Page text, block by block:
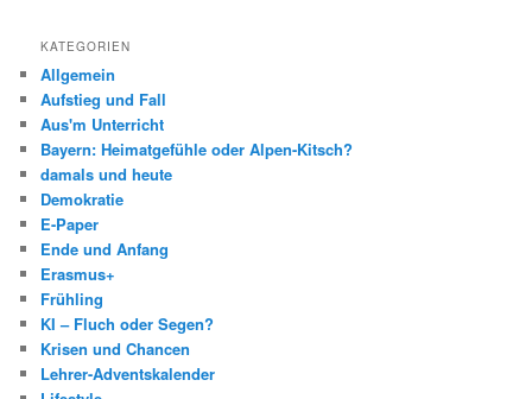
KATEGORIEN
Allgemein
Aufstieg und Fall
Aus'm Unterricht
Bayern: Heimatgefühle oder Alpen-Kitsch?
damals und heute
Demokratie
E-Paper
Ende und Anfang
Erasmus+
Frühling
KI – Fluch oder Segen?
Krisen und Chancen
Lehrer-Adventskalender